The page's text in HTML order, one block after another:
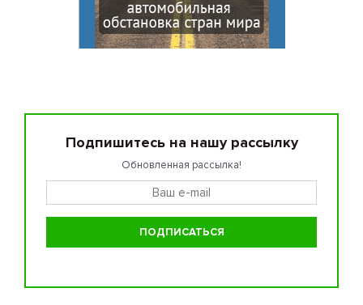
Подпишитесь на нашу рассылку
Обновленная рассылка!